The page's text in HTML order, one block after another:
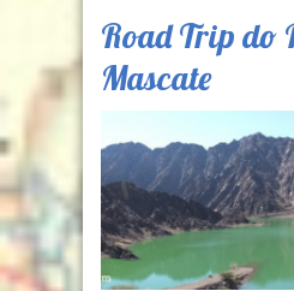
Road Trip do
Mascate